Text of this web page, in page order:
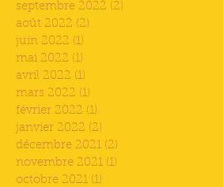
septembre 2022 (2)
août 2022 (2)
juin 2022 (1)
mai 2022 (1)
avril 2022 (1)
mars 2022 (1)
février 2022 (1)
janvier 2022 (2)
décembre 2021 (2)
novembre 2021 (1)
octobre 2021 (1)